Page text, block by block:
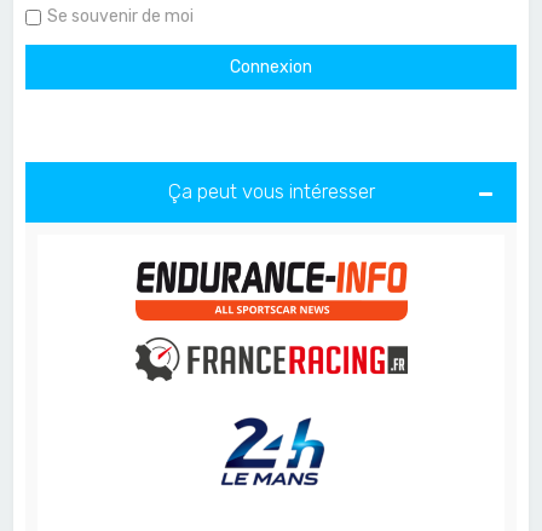
Se souvenir de moi
Ça peut vous intéresser